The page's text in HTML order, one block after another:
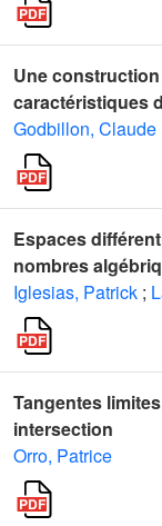
Une
caractéristiques
Godbillon, Claude
Espaces
nombres
Iglesias, Patrick ;
Tangentes
intersection
Orro, Patrice